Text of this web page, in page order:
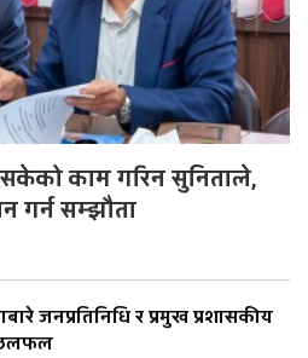
काम गरिन सुनिताले,
गर्न सम्झौता
जनप्रतिनिधि र प्रमुख प्रशासकीय
छलफल